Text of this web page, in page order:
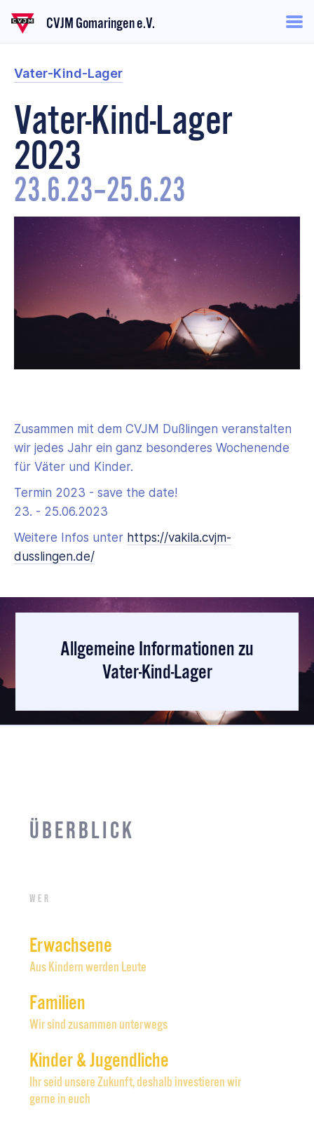
CVJM Gomaringen e.V.
Vater-Kind-Lager
Vater-Kind-Lager
2023
23.6.23–25.6.23
Zusammen mit dem CVJM Dußlingen veranstalten
wir jedes Jahr ein ganz besonderes Wochenende
für Väter und Kinder.
Termin 2023 - save the date!
23. - 25.06.2023
Weitere Infos unter https://vakila.cvjm-
dusslingen.de/
Allgemeine Informationen zu
Vater-Kind-Lager
Überblick
Wer
Erwachsene
Aus Kindern werden Leute
Familien
Wir sind zusammen unterwegs
Kinder & Jugendliche
Ihr seid unsere Zukunft, deshalb investieren wir
gerne in euch